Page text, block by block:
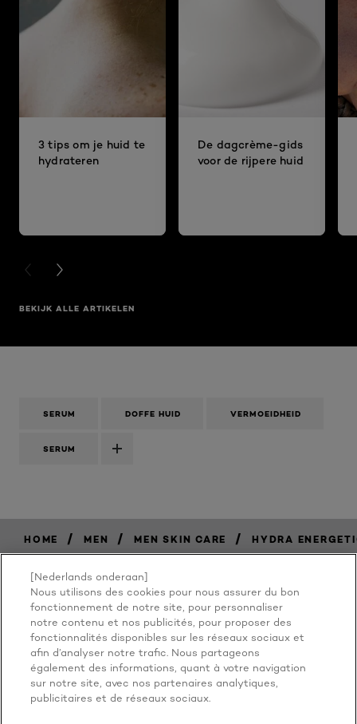
3 tips om je huid te
hydrateren
De dagcrème-gids
voor de rijpere huid
PREVIOUS CARD
NEXT CARD
BEKIJK ALLE ARTIKELEN
SERUM DOFFE HUID VERMOEIDHEID
SERUM
HOME / MEN / MEN SKIN CARE / HYDRA
BECAUSE
YOU'RE
WORTH IT
[Nederlands onderaan]
Nous utilisons des cookies pour nous assurer du bon
fonctionnement de notre site, pour personnaliser
notre contenu et nos publicités, pour proposer des
fonctionnalités disponibles sur les réseaux sociaux et
afin d’analyser notre trafic. Nous partageons
également des informations, quant à votre navigation
sur notre site, avec nos partenaires analytiques,
publicitaires et de réseaux sociaux.